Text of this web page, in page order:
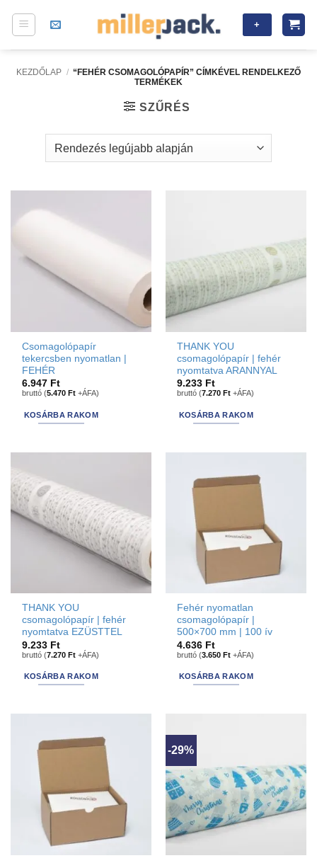
+
KEZDŐLAP / “FEHÉR CSOMAGOLÓPAPÍR” CÍMKÉVEL RENDELKEZŐ
TERMÉKEK
SZŰRÉS
Csomagolópapír
tekercsben nyomatlan |
FEHÉR
6.947 Ft
bruttó (5.470Ft +ÁFA)
KOSÁRBA RAKOM
THANK YOU
csomagolópapír | fehér
nyomtatva ARANNYAL
9.233 Ft
bruttó (7.270Ft +ÁFA)
KOSÁRBA RAKOM
THANK YOU
csomagolópapír | fehér
nyomtatva EZÜSTTEL
9.233 Ft
bruttó (7.270Ft +ÁFA)
KOSÁRBA RAKOM
Fehér nyomatlan
csomagolópapír |
500×700 mm | 100 ív
4.636 Ft
bruttó (3.650Ft +ÁFA)
KOSÁRBA RAKOM
-29%